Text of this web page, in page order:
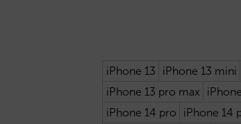
iPhone 13 iPhone 13 mini
iPhone 13 pro max
iPhone 14 pro
iPhone 14